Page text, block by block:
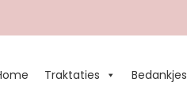
Traktaties Bedankjes